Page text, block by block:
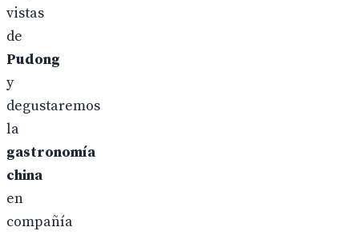
vistas
de
Pudong
y
degustaremos
la
gastronomía
china
en
compañía